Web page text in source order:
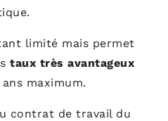
limité mais permet
taux très avantageux
maximum.
contrat de travail du